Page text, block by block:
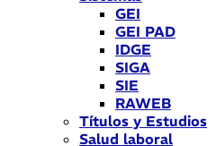
GEI
GEI PAD
IDGE
SIGA
SIE
RAWEB
Títulos y Estudios
Salud laboral